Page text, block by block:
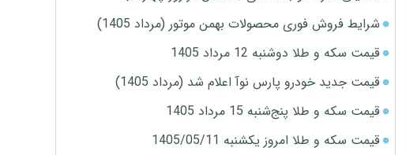
شرایط فروش فوری محصولات بهمن موتور (مرداد 1405)
قیمت سکه و طلا دوشنبه 12 مرداد 1405
قیمت جدید خودرو پارس نوآ اعلام شد (مرداد 1405)
قیمت سکه و طلا پنج‌شنبه 15 مرداد 1405
قیمت سکه و طلا امروز یکشنبه 1405/05/11